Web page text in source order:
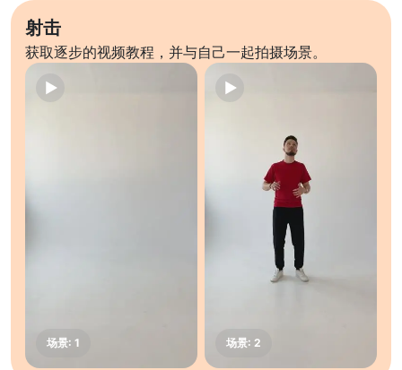
射击
获取逐步的视频教程，并与自己一起拍摄场景。